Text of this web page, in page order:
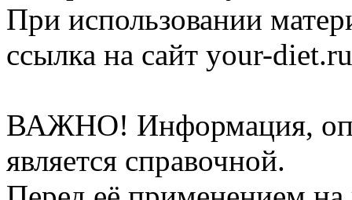
При использовании
ссылка на сайт your-
ВАЖНО! Информация,
является справочной.